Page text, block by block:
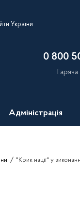
України
0 800
Гаряча
Адміністрація
"Крик нації" у виконанні